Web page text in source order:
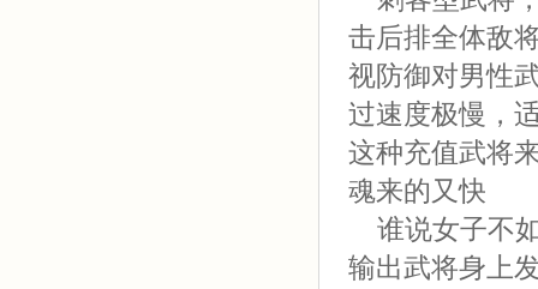
击后排全体敌
视防御对男性
过速度极慢，
这种充值武将
魂来的又快
谁说女子不
输出武将身上